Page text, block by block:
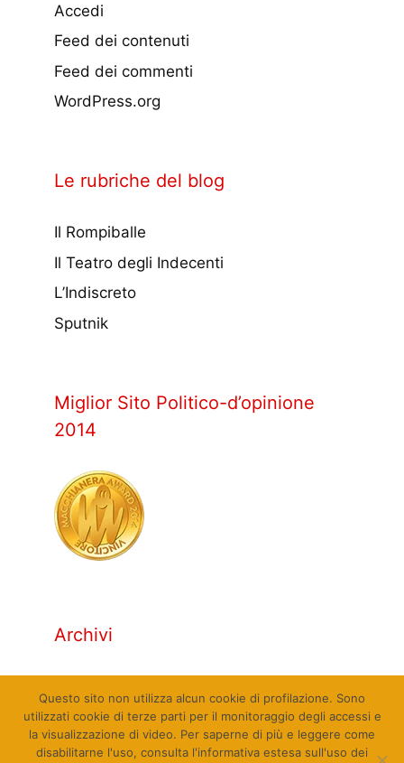
Accedi
Feed dei contenuti
Feed dei commenti
WordPress.org
Le rubriche del blog
Il Rompiballe
Il Teatro degli Indecenti
L’Indiscreto
Sputnik
Miglior Sito Politico-d’opinione
2014
Archivi
Questo sito non utilizza alcun cookie di profilazione. Sono
utilizzati cookie di terze parti per il monitoraggio degli accessi e
la visualizzazione di video. Per saperne di più e leggere come
disabilitarne l'uso, consulta l'informativa estesa sull'uso dei